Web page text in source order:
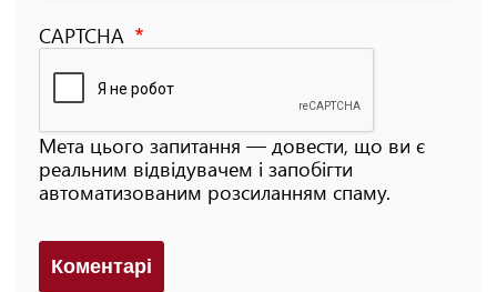
CAPTCHA
Мета цього запитання — довести, що ви є
реальним відвідувачем і запобігти
автоматизованим розсиланням спаму.
Коментарi